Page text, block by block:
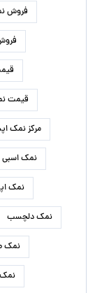
فروش
قیمت
مرکز نمک
نمک اسبی
نمک
نمک دلچسب
نمک